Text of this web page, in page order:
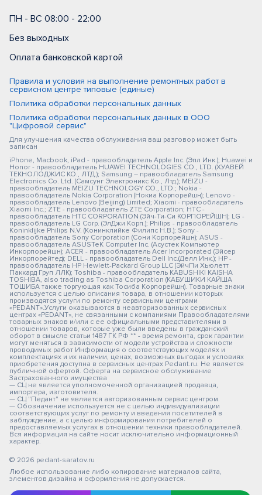
ПН - ВС 08:00 - 22:00
Без выходных
Оплата банковской картой
Правила и условия на выполнение ремонтных работ в
сервисном центре типовые (единые)
Политика обработки персональных данных
Политика обработки персональных данных в ООО
"Цифровой сервис"
Для улучшения качества обслуживания ваш разговор может быть
записан
iPhone, Macbook, iPad - правообладатель Apple Inc. (Эпл Инк.); Huawei и
Honor - правообладатель HUAWEI TECHNOLOGIES CO., LTD. (ХУАВЕЙ
ТЕКНОЛОДЖИС КО., ЛТД.); Samsung – правообладатель Samsung
Electronics Co. Ltd. (Самсунг Электроникс Ко., Лтд.); MEIZU -
правообладатель MEIZU TECHNOLOGY CO., LTD.; Nokia -
правообладатель Nokia Corporation (Нокиа Корпорейшн); Lenovo -
правообладатель Lenovo (Beijing) Limited; Xiaomi - правообладатель
Xiaomi Inc.; ZTE - правообладатель ZTE Corporation; HTC -
правообладатель HTC CORPORATION (Эйч-Ти-Си КОРПОРЕЙШН); LG -
правообладатель LG Corp. (ЭлДжи Корп.); Philips - правообладатель
Koninklijke Philips N.V. (Конинклийке Филипс Н.В.); Sony -
правообладатель Sony Corporation (Сони Корпорейшн); ASUS -
правообладатель ASUSTeK Computer Inc. (Асустек Компьютер
Инкорпорейшн); ACER - правообладатель Acer Incorporated (Эйсер
Инкорпорейтед); DELL - правообладатель Dell Inc.(Делл Инк.); HP -
правообладатель HP Hewlett-Packard Group LLC (ЭйчПи Хьюлетт
Паккард Груп ЛЛК); Toshiba - правообладатель KABUSHIKI KAISHA
TOSHIBA, also trading as Toshiba Corporation (КАБУШИКИ КАЙША
ТОШИБА также торгующая как Тосиба Корпорейшн). Товарные знаки
используется с целью описания товара, в отношении которых
производятся услуги по ремонту сервисными центрами
«PEDANT».Услуги оказываются в неавторизованных сервисных
центрах «PEDANT», не связанными с компаниями Правообладателями
товарных знаков и/или с ее официальными представителями в
отношении товаров, которые уже были введены в гражданский
оборот в смысле статьи 1487 ГК РФ ** - время ремонта, срок гарантии
могут меняться в зависимости от модели устройства и сложности
проводимых работ Информация о соответствующих моделях и
комплектациях и их наличии, ценах, возможных выгодах и условиях
приобретения доступна в сервисных центрах Pedant.ru. Не является
публичной офертой. Оферта на сервисное обслуживание
Застрахованного имущества
— СЦ не является уполномоченной организацией продавца,
импортера, изготовителя.
— СЦ "Педант" не является авторизованным сервис центром.
— Обозначение используется не с целью индивидуализации
соответствующих услуг по ремонту и введения посетителей в
заблуждение, а с целью информирования потребителей о
предоставляемых услугах в отношении техники правообладателей.
Вся информация на сайте носит исключительно информационный
характер.
© 2026 pedant-saratov.ru
Любое использование либо копирование материалов сайта,
элементов дизайна и оформления не допускается.